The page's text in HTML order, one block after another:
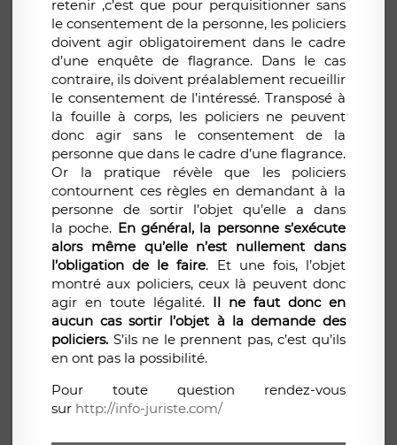
retenir ,c’est que pour perquisitionner sans
le consentement de la personne, les policiers
doivent agir obligatoirement dans le cadre
d’une enquête de flagrance. Dans le cas
contraire, ils doivent préalablement recueillir
le consentement de l’intéressé. Transposé à
la fouille à corps, les policiers ne peuvent
donc agir sans le consentement de la
personne que dans le cadre d’une flagrance.
Or la pratique révèle que les policiers
contournent ces règles en demandant à la
personne de sortir l’objet qu’elle a dans
la poche. En général, la personne s’exécute
alors même qu’elle n’est nullement dans
l’obligation de le faire. Et une fois, l’objet
montré aux policiers, ceux là peuvent donc
agir en toute légalité. Il ne faut donc en
aucun cas sortir l’objet à la demande des
policiers. S’ils ne le prennent pas, c’est qu’ils
en ont pas la possibilité.
Pour toute question rendez-vous
sur http://info-juriste.com/